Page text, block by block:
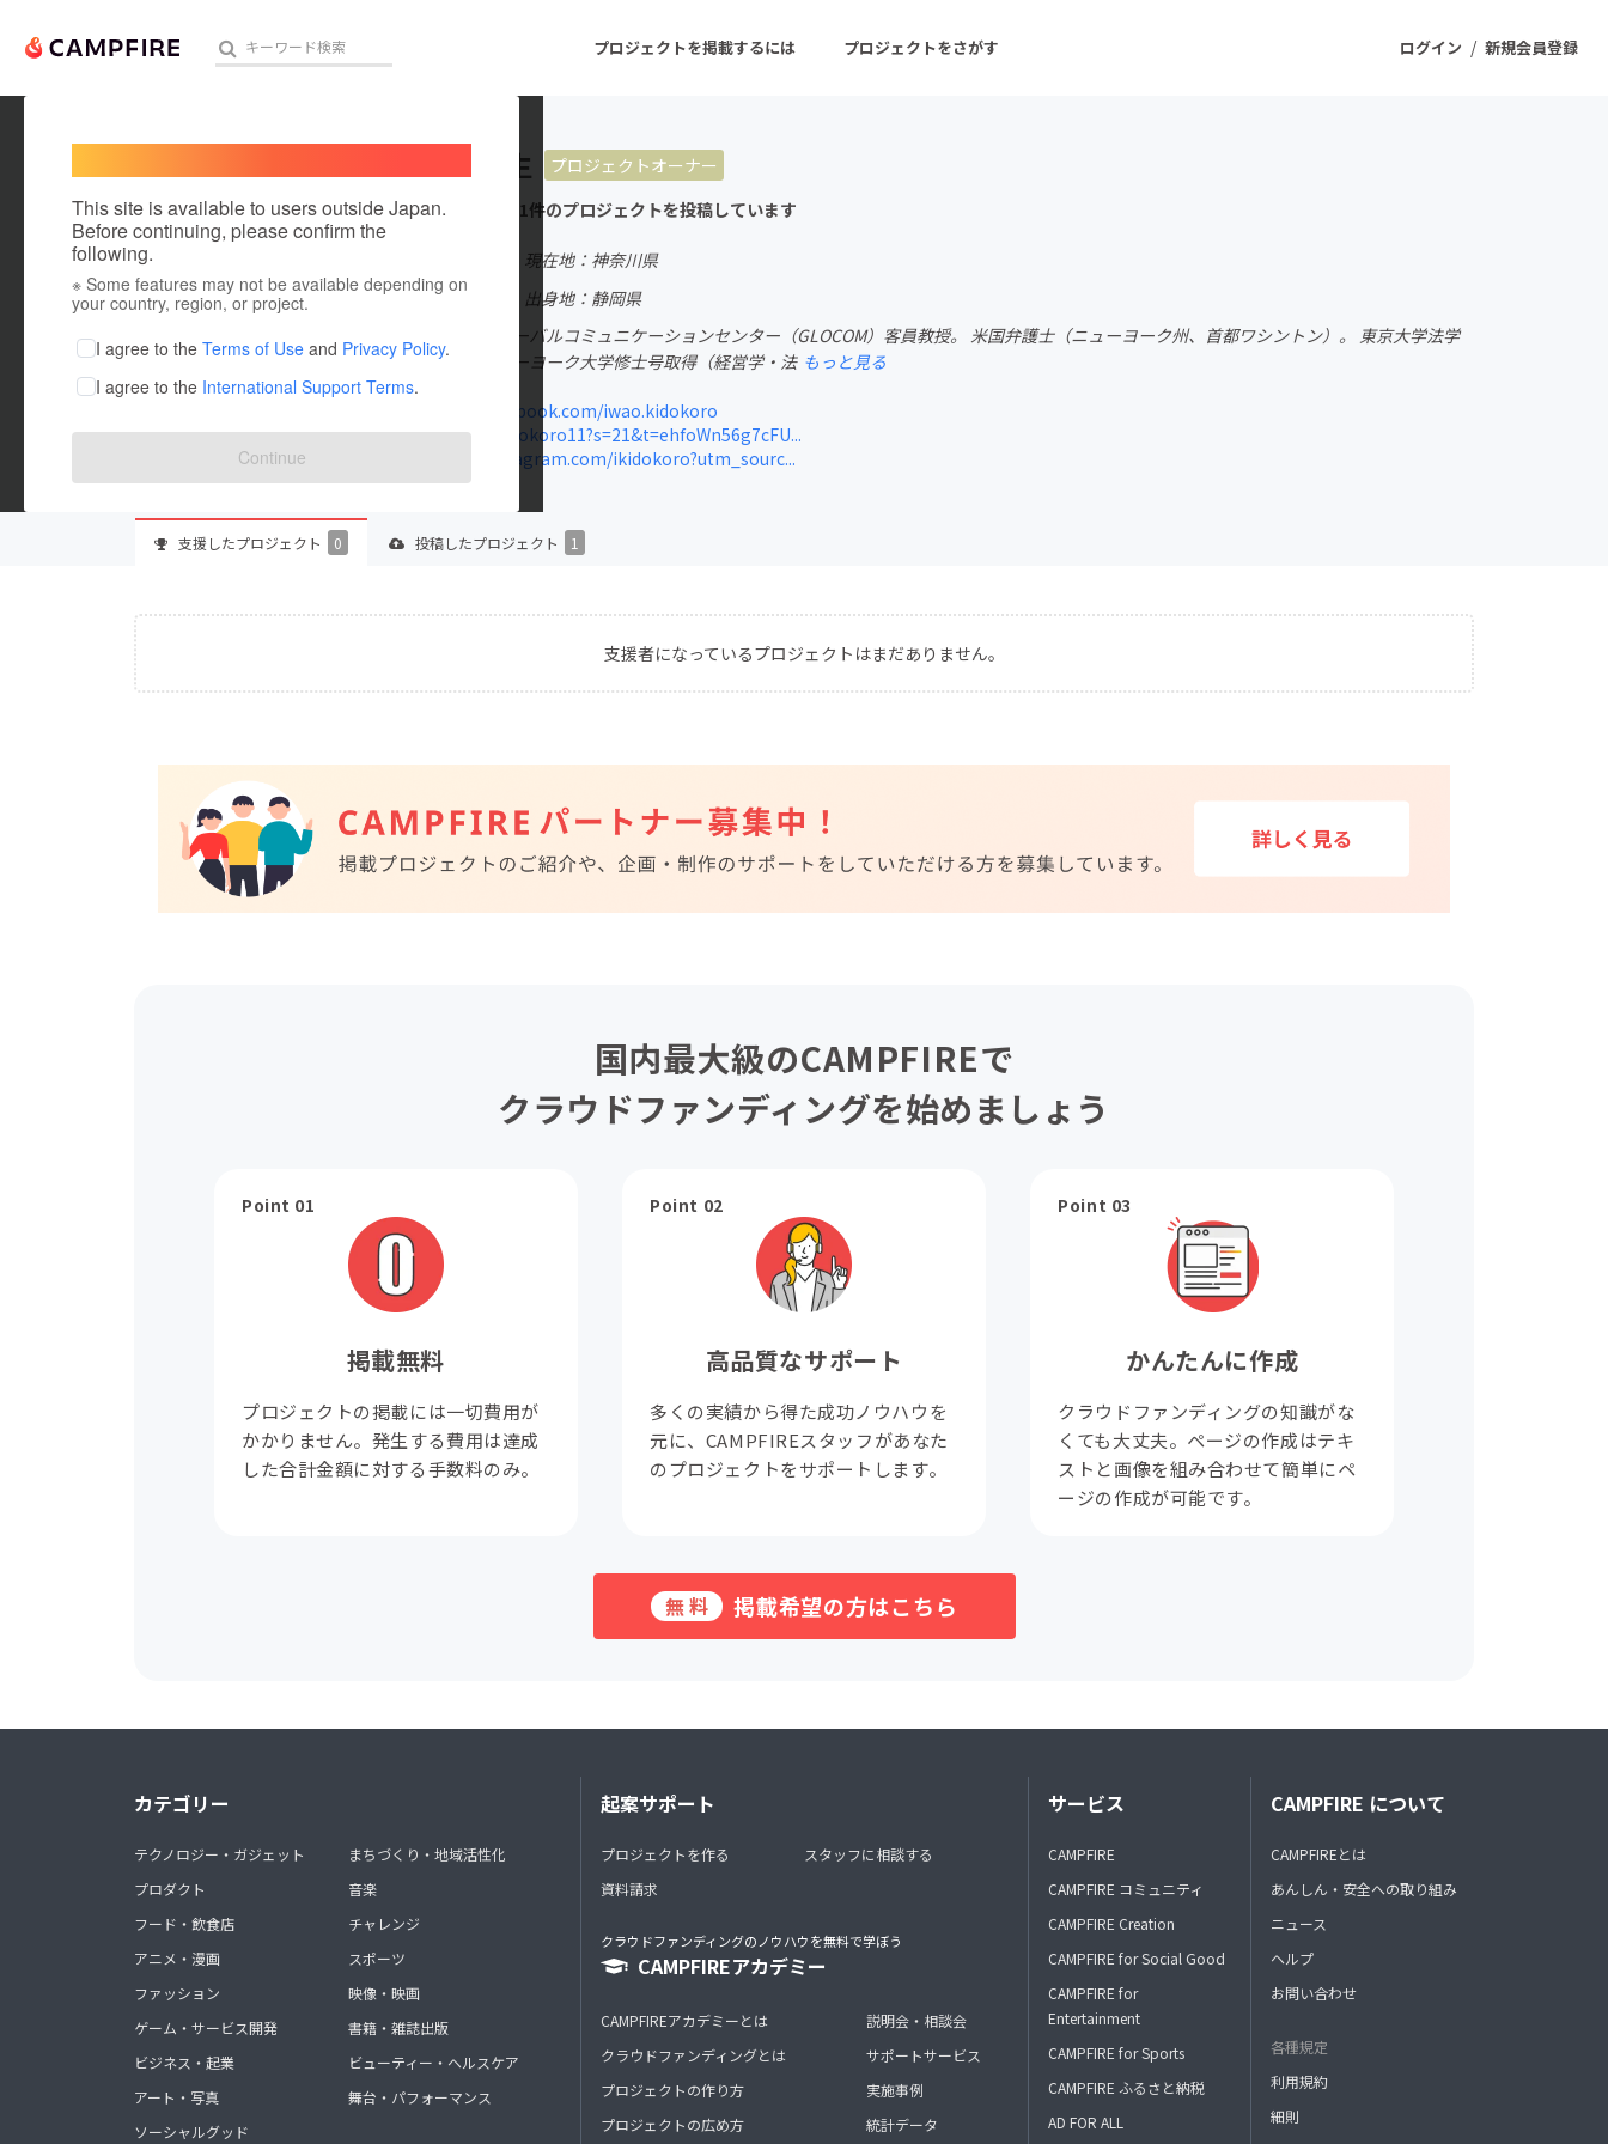
ログイン / 新規会員登録
プロジェクトを掲載するには プロジェクトをさがす
人気のプロジェクト 注目のリターン 注目の新着プロジェクト
アート・写真 音楽
テクノロジー・ガジェット
ゲーム・サービス開発 フード・飲食店
ファッション
映像・映画
ビジネス・起業
チャレンジ
まちづくり・地域活性化
CAMPFIREふるさと納税
machi-ya コミュニティ
This site is available to users outside Japan.
Before continuing, please confirm the
following.
※ Some features may not be available depending on
your country, region, or project.
I agree to the Terms of Use and Privacy Policy.
I agree to the International Support Terms.
Continue
城所 岩生
プロジェクトオーナー
これまでに1件のプロジェクトを投稿しています
現在地：神奈川県
出身国：日本
出身地：静岡県
国際大学グローバルコミュニケーションセンター（GLOCOM）客員教授。 米国弁護士（ニューヨーク州、首都ワシントン）。 東京大学法学
部卒業、ニューヨーク大学修士号取得（経営学・法 もっと見る
www.facebook.com/iwao.kidokoro
x.com/kidokoro11?s=21&t=ehfoWn56g7cFU...
www.instagram.com/ikidokoro?utm_sourc...
支援したプロジェクト 0 投稿したプロジェクト 1
支援者になっているプロジェクトはまだありません。
国内最大級のCAMPFIREで
クラウドファンディングを始めましょう
Point 01
掲載無料
プロジェクトの掲載には一切費用が
かかりません。発生する費用は達成
した合計金額に対する手数料のみ。
Point 02
高品質なサポート
多くの実績から得た成功ノウハウを
元に、CAMPFIREスタッフがあなた
のプロジェクトをサポートします。
Point 03
かんたんに作成
クラウドファンディングの知識がな
くても大丈夫。ページの作成はテキ
ストと画像を組み合わせて簡単にペ
ージの作成が可能です。
無料 掲載希望の方はこちら
カテゴリー
テクノロジー・ガジェット
プロダクト
フード・飲食店
アニメ・漫画
ファッション
ゲーム・サービス開発
ビジネス・起業
アート・写真
ソーシャルグッド
まちづくり・地域活性化
音楽
チャレンジ
スポーツ
映像・映画
書籍・雑誌出版
ビューティー・ヘルスケア
舞台・パフォーマンス
起案サポート
プロジェクトを作る
資料請求
スタッフに相談する
クラウドファンディングのノウハウを無料で学ぼう
CAMPFIREアカデミー
CAMPFIREアカデミーとは
クラウドファンディングとは
プロジェクトの作り方
プロジェクトの広め方
説明会・相談会
サポートサービス
実施事例
統計データ
サービス
CAMPFIRE
CAMPFIRE コミュニティ
CAMPFIRE Creation
CAMPFIRE for Social Good
CAMPFIRE for
Entertainment
CAMPFIRE for Sports
CAMPFIRE ふるさと納税
AD FOR ALL
CAMPFIRE について
CAMPFIREとは
あんしん・安全への取り組み
ニュース
ヘルプ
お問い合わせ
各種規定
利用規約
細則